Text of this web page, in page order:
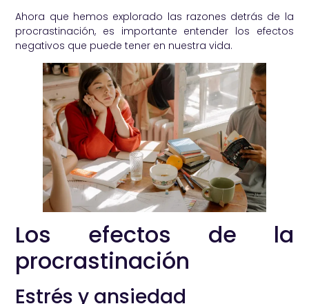
Ahora que hemos explorado las razones detrás de la
procrastinación, es importante entender los efectos
negativos que puede tener en nuestra vida.
Los efectos de la
procrastinación
Estrés y ansiedad